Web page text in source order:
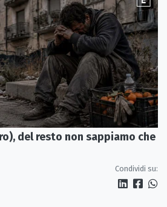
del resto non sappiamo che
Condividi su: